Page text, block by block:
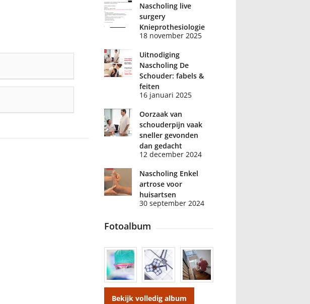
Nascholing live
surgery
Knieprothesiologie
18 november 2025
Uitnodiging
Nascholing De
Schouder: fabels &
feiten
16 januari 2025
Oorzaak van
schouderpijn vaak
sneller gevonden
dan gedacht
12 december 2024
Nascholing Enkel
artrose voor
huisartsen
30 september 2024
Fotoalbum
Bekijk volledig album